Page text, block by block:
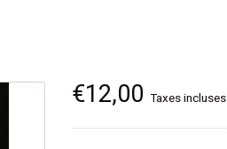
€12,00Taxes incluses